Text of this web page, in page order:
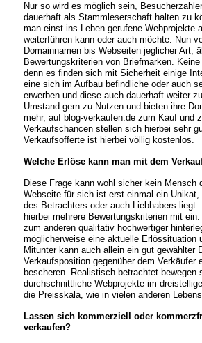
Nur so wird es möglich sein,
dauerhaft als Stammleserschaft halten zu
man einst ins Leben gerufene Webprojekte
weiterführen kann oder auch möchte. Nun
Domainnamen bis Webseiten jeglicher Art,
Bewertungskriterien von Briefmarken.
denn es finden sich mit Sicherheit einige
eine sich im Aufbau befindliche oder auch
erwerben und diese auch dauerhaft weiter
Umstand gern zu Nutzen und bieten ihre
mehr, auf blog-verkaufen.de zum Kauf und
Verkaufschancen stellen sich hierbei sehr
Verkaufsofferte ist hierbei völlig kostenlos.
Welche Erlöse kann man mit dem
Diese Frage kann wohl sicher kein Mensch
Webseite für sich ist erst einmal ein
des Betrachters oder auch Liebhabers
hierbei mehrere Bewertungskriterien mit
zum anderen qualitativ hochwertiger
möglicherweise eine aktuelle Erlössituation
Mitunter kann auch allein ein gut gewählter
Verkaufsposition gegenüber dem Verkäufer
bescheren. Realistisch betrachtet bewegen
durchschnittliche Webprojekte im
die Preisskala, wie in vielen anderen
Lassen sich kommerziell oder
verkaufen?